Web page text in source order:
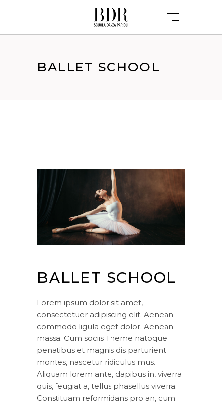
BALLET SCHOOL
BALLET SCHOOL
Lorem ipsum dolor sit amet,
consectetuer adipiscing elit. Aenean
commodo ligula eget dolor. Aenean
massa. Cum sociis Theme natoque
penatibus et magnis dis parturient
montes, nascetur ridiculus mus.
Aliquam lorem ante, dapibus in, viverra
quis, feugiat a, tellus phasellus viverra.
Constituam reformidans pro an, cum